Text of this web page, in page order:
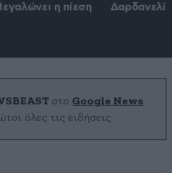
η πίεση
στο Google News
όλες τις ειδήσεις